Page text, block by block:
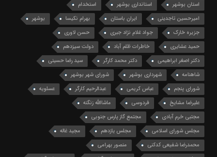
استان بوشهر استانداری بوشهر
استخدام
امیرحسین تاجدینی
ایران باستان بهرام نکیسا
بوشهر
جزیره خارک
جواد غلام نژاد جبری
حسن لاوری
حمید عشایری
خاطرات ظلم آباد
دولت سیزدهم
دکتر اصغر ابراهیمی
دکتر محمد کارگر
سید رضا حسینی
شاهنامه
شهرداری بوشهر
شورای شهر بوشهر
شورای پنجم
عباس کریمی عبدالرحیم کارگر
عسلویه
علیرضا مشایخ
فردوسی
ماشاالله زنگنه
مجتبی خرم آبادی
مجتمع گاز پارس جنوبی
مجلس شورای اسلامی
مجلس یازدهم
مجید غاله
محمدرضا شفیعی کدکنی
منصور بهرامی